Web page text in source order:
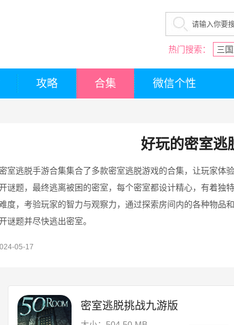
热门搜索： 三
攻略 合集 微信个性
好玩的密室逃
室逃脱手游合集集合了多款密室逃脱游戏的合集，让玩家体
谜题，最终逃离被困的密室，每个密室都设计精心，有着独
度，考验玩家的智力与观察力，通过探索房间内的各种物品
谜题并尽快逃出密室。
05-17
密室逃脱挑战九游版